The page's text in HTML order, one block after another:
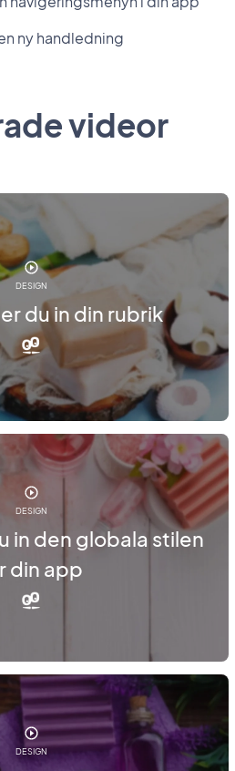
ny handledning
videor
DESIGN
du in din rubrik
DESIGN
in den globala stilen
din app
DESIGN